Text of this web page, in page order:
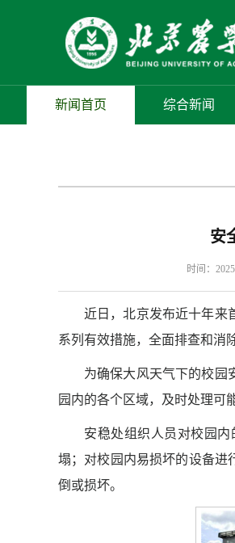
新闻首页 综合新闻
安
时间：
近日，北京发布近十年来
系列有效措施，全面排查和消
为确保大风天气下的校园
园内的各个区域，及时处理可
安稳处组织人员对校园
塌；对校园内易损坏的设备进
倒或损坏。